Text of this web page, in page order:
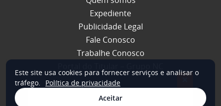
Expediente
Publicidade Legal
Fale Conosco
Trabalhe Conosco
© 2026 NSC Total. Todos os direitos reservados.
Este site usa cookies para fornecer serviços e analisar o
tráfego.
Política de privacidade
Aceitar